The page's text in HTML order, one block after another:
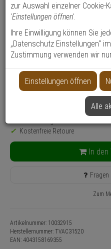
starten.
Datenblatt drucken
Produktinformationen
Halterung, Zubehörartikel
Anwendung: Videoüberwachung
50,75 €
zzgl. Versandkosten
Lieferzeit: 3-4 Werktage**
Kostenfreie Retoure
In den
Fragen
Zum
Artikelnummer: 10032915
Herstellernummer: TVAC31520
EAN: 4043158169355
zur Auswahl einzelner Cookie-
'Einstellungen öffnen'.
Ihre Einwilligung können Sie
„Datenschutz Einstellungen“
Zustimmung verwenden wir
Einstellungen öffnen
Alle